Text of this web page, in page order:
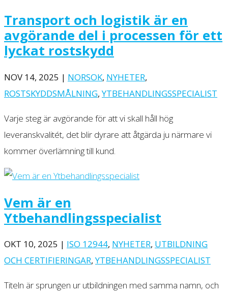
Transport och logistik är en
avgörande del i processen för ett
lyckat rostskydd
NOV 14, 2025 | NORSOK, NYHETER,
ROSTSKYDDSMÅLNING,YTBEHANDLINGSSPECIALIST
Varje steg är avgörande för att vi skall håll hög
leveranskvalitét, det blir dyrare att åtgärda ju närmare vi
kommer överlämning till kund.
Vem är en
Ytbehandlingsspecialist
OKT 10, 2025 | ISO 12944, NYHETER, UTBILDNING
OCH CERTIFIERINGAR,YTBEHANDLINGSSPECIALIST
Titeln är sprungen ur utbildningen med samma namn, och